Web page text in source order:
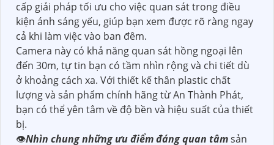
cấp giải pháp tối ưu cho việc quan sát trong điều
kiện ánh sáng yếu, giúp bạn xem được rõ ràng ngay
cả khi làm việc vào ban đêm.
Camera này có khả năng quan sát hồng ngoại lên
đến 30m, tự tin bạn có tầm nhìn rộng và chi tiết dù
ở khoảng cách xa. Với thiết kế thân plastic chất
lượng và sản phẩm chính hãng từ An Thành Phát,
bạn có thể yên tâm về độ bền và hiệu suất của thiết
bị.
👁Nhìn chung những ưu điểm đáng quan tâmsản